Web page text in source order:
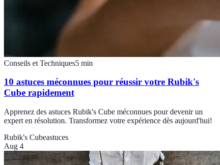
Conseils et Techniques5 min
10 astuces méconnues pour réussir votre Rubik's
Cube rapidement
Apprenez des astuces Rubik's Cube méconnues pour devenir un
expert en résolution. Transformez votre expérience dès aujourd'hui!
Rubik's Cubeastuces
Aug 4